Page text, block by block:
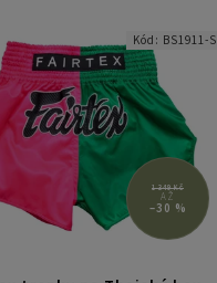
1 349 Kč
AŽ
–30 %
Kód: BS1911-S